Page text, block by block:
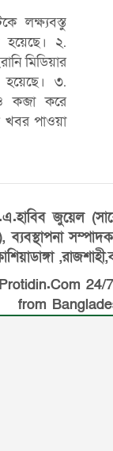
লক্ষ্যবস্তু
হয়েছে। ২.
মিডিয়ার
৩.
কব্জা করে
খবর পাওয়া
জুয়েল
ব্যবস্থাপনা
from